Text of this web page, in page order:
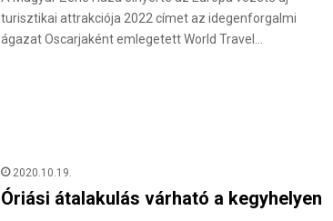
turisztikai attrakciója 2022 címet az idegenforgalmi
ágazat Oscarjaként emlegetett World Travel…
2020.10.19.
Óriási átalakulás várható a kegyhelyen